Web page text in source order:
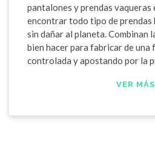
pantalones y prendas vaqueras
encontrar todo tipo de prendas
sin dañar al planeta. Combinan
bien hacer para fabricar de una
controlada y apostando por la
VER MÁS